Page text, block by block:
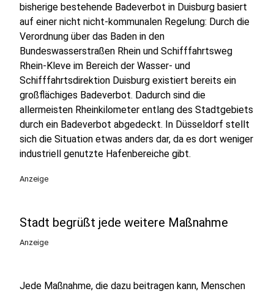
bisherige bestehende Badeverbot in Duisburg basiert
auf einer nicht nicht-kommunalen Regelung: Durch die
Verordnung über das Baden in den
Bundeswasserstraßen Rhein und Schifffahrtsweg
Rhein-Kleve im Bereich der Wasser- und
Schifffahrtsdirektion Duisburg existiert bereits ein
großflächiges Badeverbot. Dadurch sind die
allermeisten Rheinkilometer entlang des Stadtgebiets
durch ein Badeverbot abgedeckt. In Düsseldorf stellt
sich die Situation etwas anders dar, da es dort weniger
industriell genutzte Hafenbereiche gibt.
Anzeige
Stadt begrüßt jede weitere Maßnahme
Anzeige
Jede Maßnahme, die dazu beitragen kann, Menschen